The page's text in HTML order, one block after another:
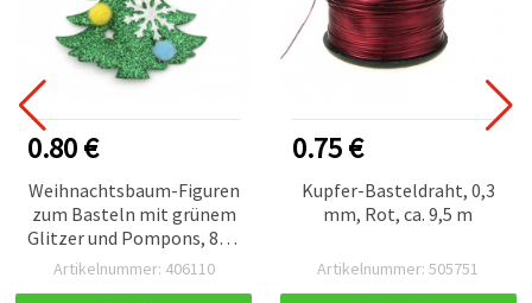
0.80 €
Weihnachtsbaum-Figuren
zum Basteln mit grünem
Glitzer und Pompons, 80 x
75 mm, 2er-Set
Artikelnummer: 406110
0.75 €
Kupfer-Basteldraht, 0,3
mm, Rot, ca. 9,5 m
Artikelnummer: 505751